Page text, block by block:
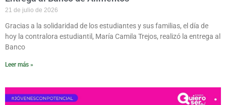
21 de julio de 2026
Gracias a la solidaridad de los estudiantes y sus familias, el día de
hoy la contralora estudiantil, María Camila Trejos, realizó la entrega al
Banco
Leer más »